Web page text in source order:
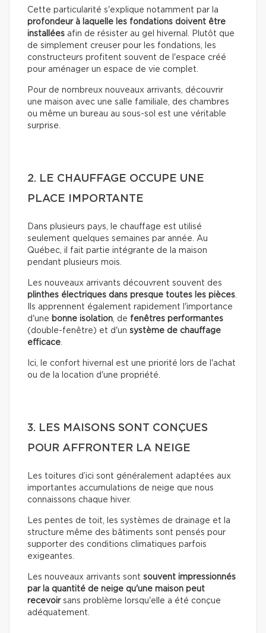
Cette particularité s'explique notamment par la
profondeur à laquelle les fondations doivent être
installées afin de résister au gel hivernal. Plutôt que
de simplement creuser pour les fondations, les
constructeurs profitent souvent de l'espace créé
pour aménager un espace de vie complet.
Pour de nombreux nouveaux arrivants, découvrir
une maison avec une salle familiale, des chambres
ou même un bureau au sous-sol est une véritable
surprise.
2. LE CHAUFFAGE OCCUPE UNE
PLACE IMPORTANTE
Dans plusieurs pays, le chauffage est utilisé
seulement quelques semaines par année. Au
Québec, il fait partie intégrante de la maison
pendant plusieurs mois.
Les nouveaux arrivants découvrent souvent des
plinthes électriques dans presque toutes les pièces.
Ils apprennent également rapidement l'importance
d'une bonne isolation, de fenêtres performantes
(double-fenêtre) et d'un système de chauffage
efficace.
Ici, le confort hivernal est une priorité lors de l'achat
ou de la location d'une propriété.
3. LES MAISONS SONT CONÇUES
POUR AFFRONTER LA NEIGE
Les toitures d’ici sont généralement adaptées aux
importantes accumulations de neige que nous
connaissons chaque hiver.
Les pentes de toit, les systèmes de drainage et la
structure même des bâtiments sont pensés pour
supporter des conditions climatiques parfois
exigeantes.
Les nouveaux arrivants sont souvent impressionnés
par la quantité de neige qu'une maison peut
recevoirsans problème lorsqu'elle a été conçue
adéquatement.